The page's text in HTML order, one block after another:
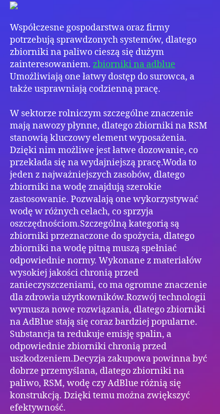
Współczesne gospodarstwa oraz firmy
potrzebują sprawdzonych systemów, dlatego
zbiorniki na paliwo cieszą się dużym
zainteresowaniem. zbiorniki na adblue
Umożliwiają one łatwy dostęp do surowca, a
także usprawniają codzienną pracę.
W sektorze rolniczym szczególne znaczenie
mają nawozy płynne, dlatego zbiorniki na RSM
stanowią kluczowy element wyposażenia.
Dzięki nim możliwe jest łatwe dozowanie, co
przekłada się na wydajniejszą pracę.Woda to
jeden z najważniejszych zasobów, dlatego
zbiorniki na wodę znajdują szerokie
zastosowanie. Pozwalają one wykorzystywać
wodę w różnych celach, co sprzyja
oszczędnościom.Szczególną kategorią są
zbiorniki przeznaczone do spożycia, dlatego
zbiorniki na wodę pitną muszą spełniać
odpowiednie normy. Wykonane z materiałów
wysokiej jakości chronią przed
zanieczyszczeniami, co ma ogromne znaczenie
dla zdrowia użytkowników.Rozwój technologii
wymusza nowe rozwiązania, dlatego zbiorniki
na AdBlue stają się coraz bardziej popularne.
Substancja ta redukuje emisję spalin, a
odpowiednie zbiorniki chronią przed
uszkodzeniem.Decyzja zakupowa powinna być
dobrze przemyślana, dlatego zbiorniki na
paliwo, RSM, wodę czy AdBlue różnią się
konstrukcją. Dzięki temu można zwiększyć
efektywność.